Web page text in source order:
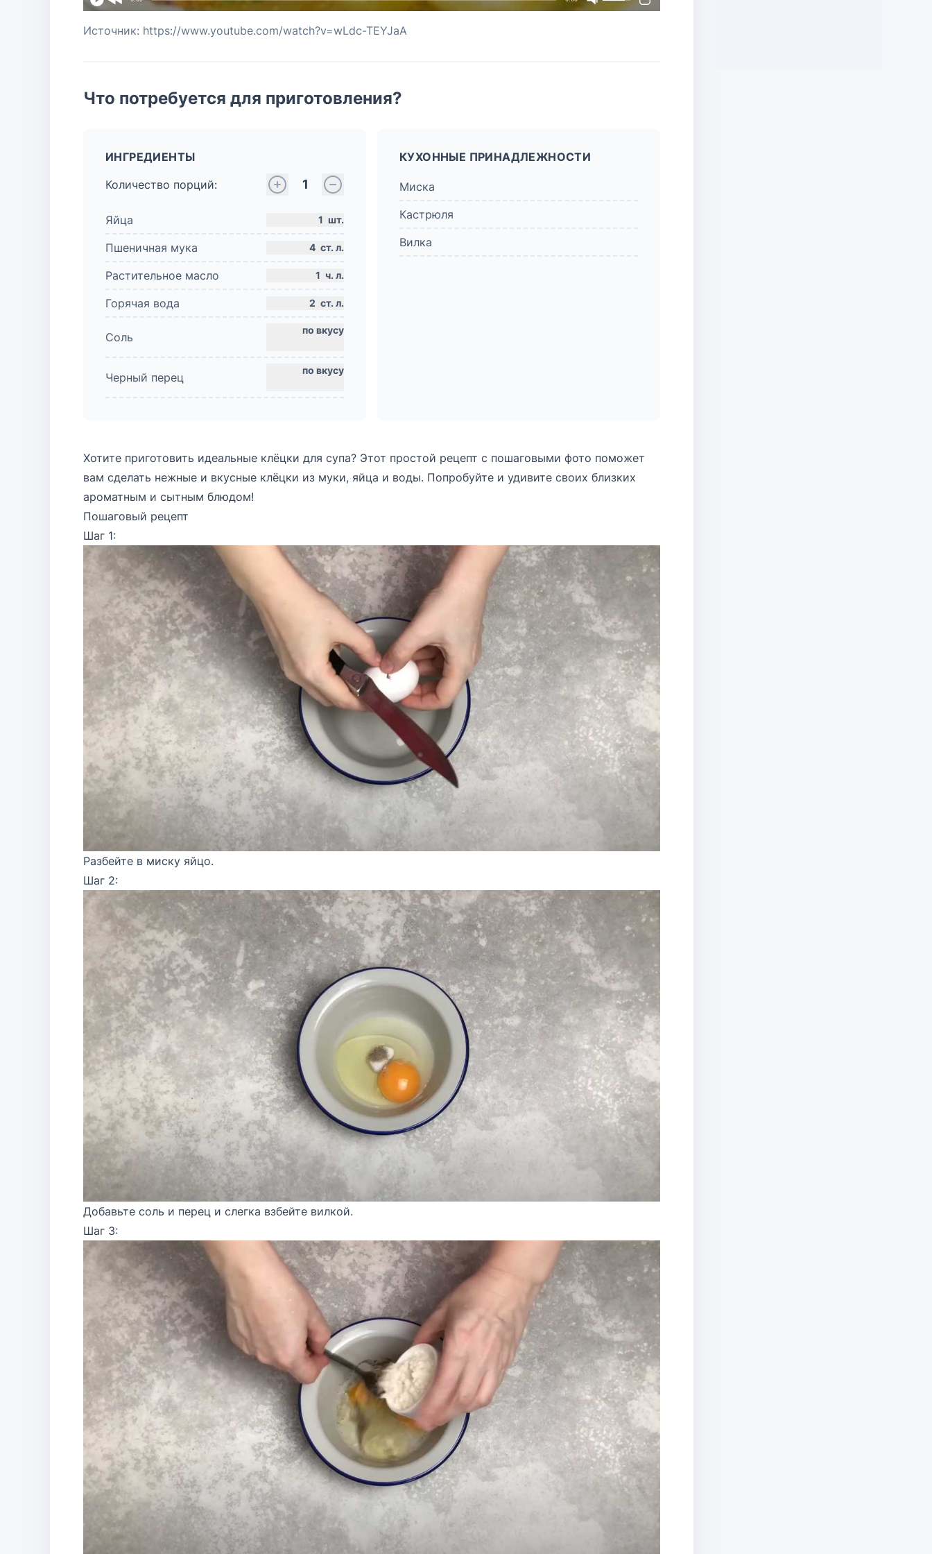
Источник: https://www.youtube.com/watch?v=wLdc-TEYJaA
Что потребуется для приготовления?
ИНГРЕДИЕНТЫ
Количество порций:
1
Яйца 1 шт.
Пшеничная мука 4 ст. л.
Растительное масло 1 ч. л.
Горячая вода 2 ст. л.
Соль
Черный перец
КУХОННЫЕ ПРИНАДЛЕЖНОСТИ
Миска
Кастрюля
Вилка
Хотите приготовить идеальные клёцки для супа? Этот простой рецепт с пошаговыми фото поможет
вам сделать нежные и вкусные клёцки из муки, яйца и воды. Попробуйте и удивите своих близких
ароматным и сытным блюдом!
Пошаговый рецепт
Шаг 1:
Разбейте в миску яйцо.
Шаг 2:
Добавьте соль и перец и слегка взбейте вилкой.
Шаг 3: